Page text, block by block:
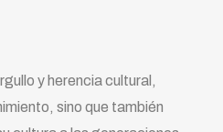
y herencia cultural,
sino que también